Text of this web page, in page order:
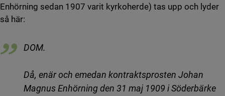
Enhörning sedan 1907 varit kyrkoherde) tas upp och lyder
så här:
DOM.
Då, enär och emedan kontraktsprosten Johan
Magnus Enhörning den 31 maj 1909 i Söderbärke